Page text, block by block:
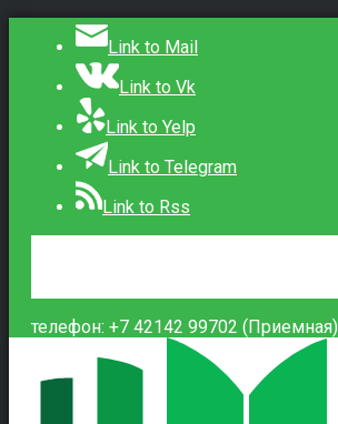
Link to Mail
Link to Vk
Link to Yelp
Link to Telegram
Link to Rss
телефон: +7 42142 99702 (Приемная)